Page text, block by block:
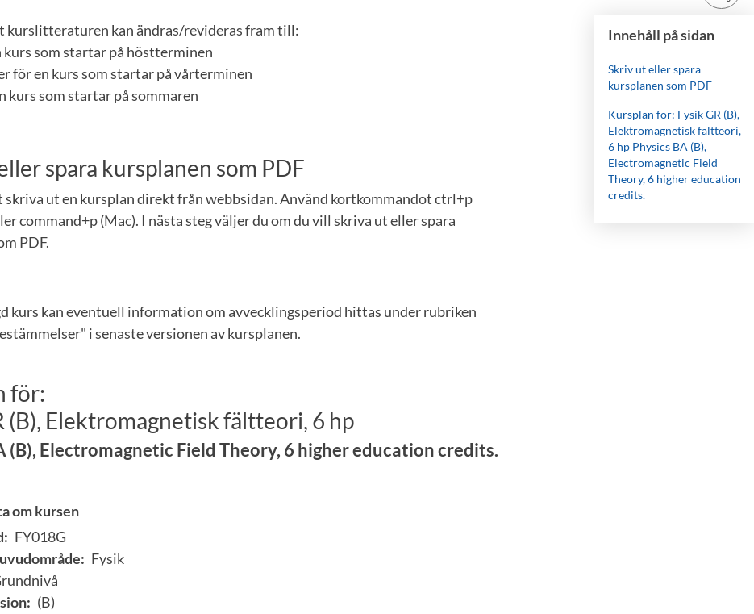
Innehåll på sidan
Skriv ut eller spara
kursplanen som PDF
Kursplan för: Fysik GR (B),
Elektromagnetisk fältteori,
6 hp Physics BA (B),
Electromagnetic Field
Theory, 6 higher education
credits.
kurslitteraturen kan ändras/revideras fram till:
kurs som startar på höstterminen
för en kurs som startar på vårterminen
kurs som startar på sommaren
spara kursplanen som PDF
skriva ut en kursplan direkt från webbsidan. Använd kortkommandot ctrl+p
command+p (Mac). I nästa steg väljer du om du vill skriva ut eller spara
PDF.
kurs kan eventuell information om avvecklingsperiod hittas under rubriken
i senaste versionen av kursplanen.
för:
(B), Elektromagnetisk fältteori, 6 hp
(B), Electromagnetic Field Theory, 6 higher education credits.
om kursen
FY018G
Fysik
(B)